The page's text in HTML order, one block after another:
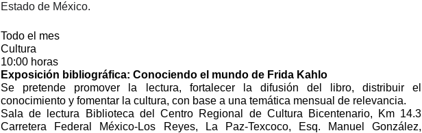
Estado de México.
Todo el mes
Cultura
10:00 horas
Exposición bibliográfica: Conociendo el mundo de Frida Kahlo
Se pretende promover la lectura, fortalecer la difusión del libro, distribuir el
conocimiento y fomentar la cultura, con base a una temática mensual de relevancia.
Sala de lectura Biblioteca del Centro Regional de Cultura Bicentenario, Km 14.3
Carretera Federal México-Los Reyes, La Paz-Texcoco, Esq. Manuel González,